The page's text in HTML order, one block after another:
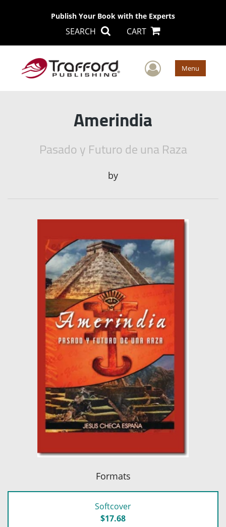
Publish Your Book with the Experts
SEARCH CART
User Menu
Amerindia
Pasado y Futuro de una Raza
by
Formats
Softcover
$17.68